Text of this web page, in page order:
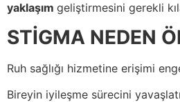
yaklaşım geliştirmesini gerekli
STİGMA NEDEN
Ruh sağlığı hizmetine erişimi
Bireyin iyileşme sürecini